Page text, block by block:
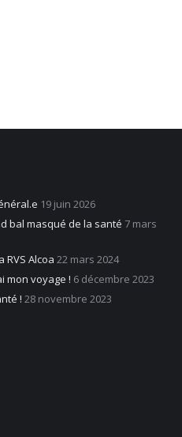
19 juin 2026
bal masqué de la santé 7 mars
RVS Alcoa 22 mars 2024
mon voyage ! 6 décembre 2023
! 28 novembre 2023